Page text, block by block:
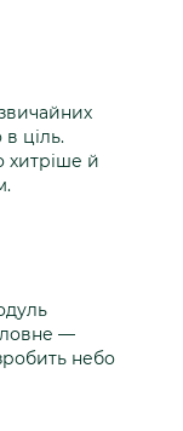
ціль.
хитріше й
—
небо